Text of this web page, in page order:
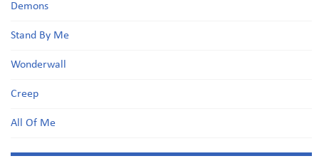
Demons
Stand By Me
Wonderwall
Creep
All Of Me